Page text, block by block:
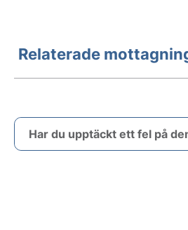
Relaterade
Har du upptäckt ett fel på